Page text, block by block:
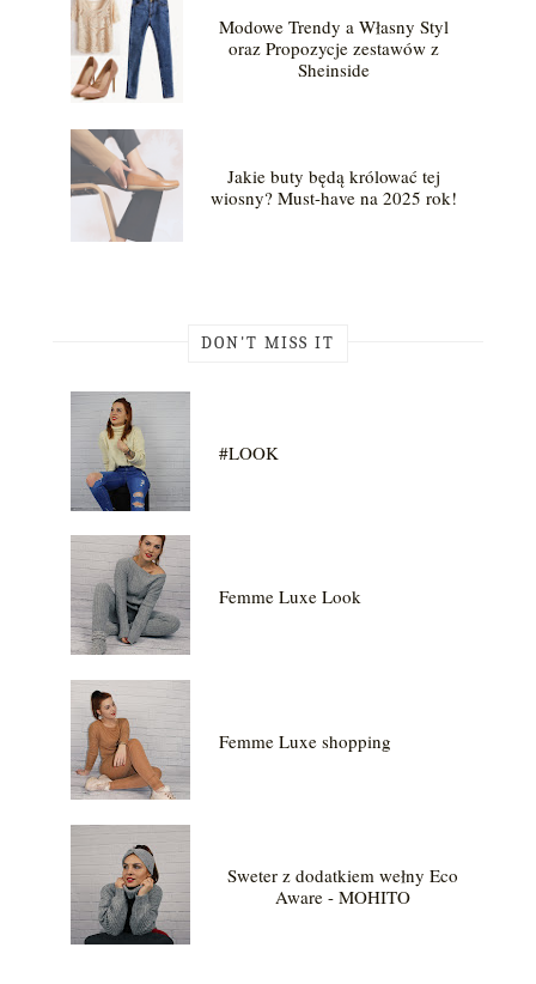
Modowe Trendy a Własny Styl
oraz Propozycje zestawów z
Sheinside
Jakie buty będą królować tej
wiosny? Must-have na 2025 rok!
DON'T MISS IT
#LOOK
Femme Luxe Look
Femme Luxe shopping
Sweter z dodatkiem wełny Eco
Aware - MOHITO